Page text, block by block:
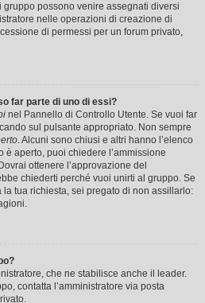
possono venire assegnati diversi
nelle operazioni di creazione di
di permessi per un forum privato,
far parte di uno di essi?
nel Pannello di Controllo Utente. Se vuoi far
sul pulsante appropriato. Non sempre
. Alcuni sono chiusi e altri hanno l’elenco
è aperto, puoi chiedere l’ammissione
ottenere l’approvazione del
chiederti perché vuoi unirti al gruppo. Se
tua richiesta, sei pregato di non assillarlo:
che ne stabilisce anche il leader.
contatta l’amministratore via posta